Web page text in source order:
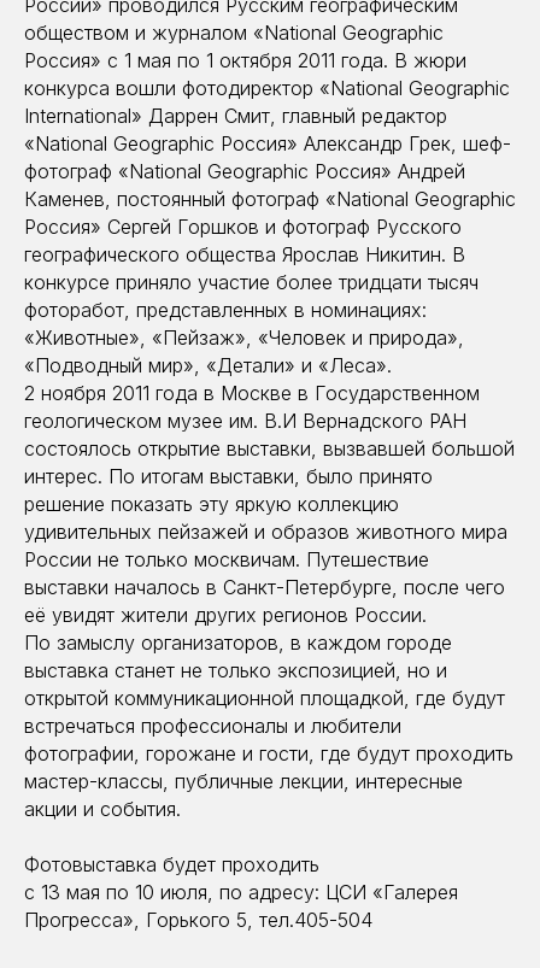
России» проводился Русским географическим
обществом и журналом «National Geographic
Россия» с 1 мая по 1 октября 2011 года. В жюри
конкурса вошли фотодиректор «National Geographic
International» Даррен Смит, главный редактор
«National Geographic Россия» Александр Грек, шеф-
фотограф «National Geographic Россия» Андрей
Каменев, постоянный фотограф «National Geographic
Россия» Сергей Горшков и фотограф Русского
географического общества Ярослав Никитин. В
конкурсе приняло участие более тридцати тысяч
фоторабот, представленных в номинациях:
«Животные», «Пейзаж», «Человек и природа»,
«Подводный мир», «Детали» и «Леса».
2 ноября 2011 года в Москве в Государственном
геологическом музее им. В.И Вернадского РАН
состоялось открытие выставки, вызвавшей большой
интерес. По итогам выставки, было принято
решение показать эту яркую коллекцию
удивительных пейзажей и образов животного мира
России не только москвичам. Путешествие
выставки началось в Санкт-Петербурге, после чего
её увидят жители других регионов России.
По замыслу организаторов, в каждом городе
выставка станет не только экспозицией, но и
открытой коммуникационной площадкой, где будут
встречаться профессионалы и любители
фотографии, горожане и гости, где будут проходить
мастер-классы, публичные лекции, интересные
акции и события.
Фотовыставка будет проходить
с 13 мая по 10 июля, по адресу: ЦСИ «Галерея
Прогресса», Горького 5, тел.405-504